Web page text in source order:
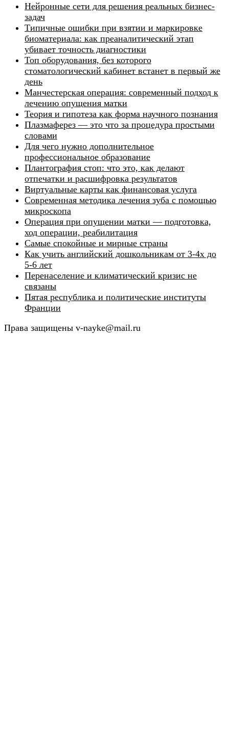
Нейронные сети для решения реальных бизнес-
задач
Типичные ошибки при взятии и маркировке
биоматериала: как преаналитический этап
убивает точность диагностики
Топ оборудования, без которого
стоматологический кабинет встанет в первый же
день
Манчестерская операция: современный подход к
лечению опущения матки
Теория и гипотеза как форма научного познания
Плазмаферез — это что за процедура простыми
словами
Для чего нужно дополнительное
профессиональное образование
Плантография стоп: что это, как делают
отпечатки и расшифровка результатов
Виртуальные карты как финансовая услуга
Современная методика лечения зуба с помощью
микроскопа
Операция при опущении матки — подготовка,
ход операции, реабилитация
Самые спокойные и мирные страны
Как учить английский дошкольникам от 3-4х до
5-6 лет
Перенаселение и климатический кризис не
связаны
Пятая республика и политические институты
Франции
Права защищены v-nayke@mail.ru